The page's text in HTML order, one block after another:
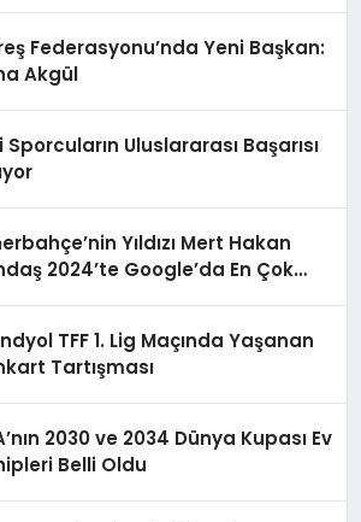
Federasyonu’nda Yeni Başkan:
Akgül
Sporcuların Uluslararası Başarısı
Yıldızı Mert Hakan
2024’te Google’da En Çok
TFF 1. Lig Maçında Yaşanan
Tartışması
2030 ve 2034 Dünya Kupası Ev
Belli Oldu